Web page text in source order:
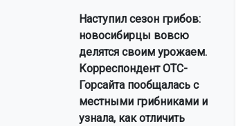
Наступил сезон грибов:
новосибирцы вовсю
делятся своим урожаем.
Корреспондент ОТС-
Горсайта пообщалась с
местными грибниками и
узнала, как отличить